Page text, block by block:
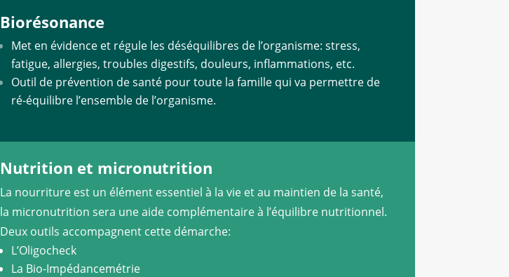
Biorésonance
Met en évidence et régule les déséquilibres de l’organisme: stress,
fatigue, allergies, troubles digestifs, douleurs, inflammations, etc.
Outil de prévention de santé pour toute la famille qui va permettre de
ré-équilibre l’ensemble de l’organisme.
Nutrition et micronutrition
La nourriture est un élément essentiel à la vie et au maintien de la santé,
la micronutrition sera une aide complémentaire à l’équilibre nutritionnel.
Deux outils accompagnent cette démarche:
L’Oligocheck
La Bio-Impédancemétrie